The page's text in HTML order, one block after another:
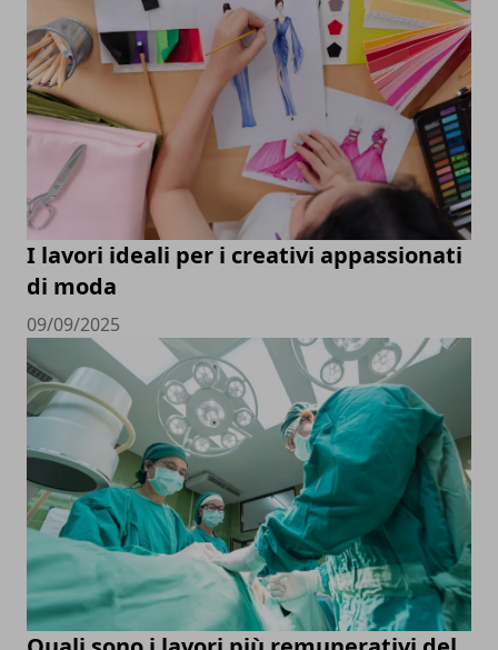
I lavori ideali per i creativi appassionati
di moda
09/09/2025